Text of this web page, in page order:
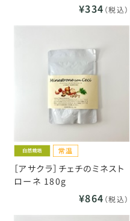
¥334 （税込）
［アサクラ］チェチのミネスト
ローネ 180g
¥864 （税込）